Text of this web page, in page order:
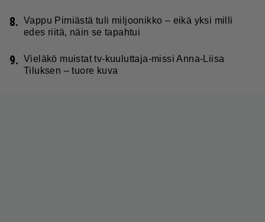
8. Vappu Pimiästä tuli miljoonikko – eikä yksi milli
edes riitä, näin se tapahtui
9. Vieläkö muistat tv-kuuluttaja-missi Anna-Liisa
Tiluksen – tuore kuva